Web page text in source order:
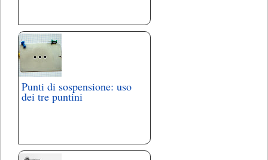
Punti di sospensione: uso
dei tre puntini